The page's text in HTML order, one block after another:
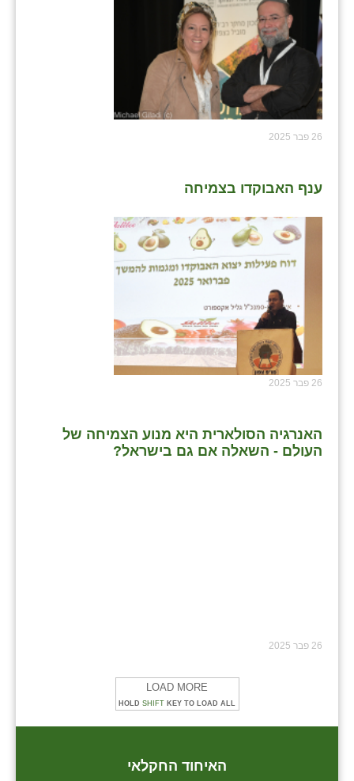
26 פבר 2025
ענף האבוקדו בצמיחה
26 פבר 2025
האנרגיה הסולארית היא מנוע הצמיחה של
העולם - השאלה אם גם בישראל?
26 פבר 2025
LOAD MORE
HOLD SHIFT KEY TO LOAD ALL
האיחוד החקלאי